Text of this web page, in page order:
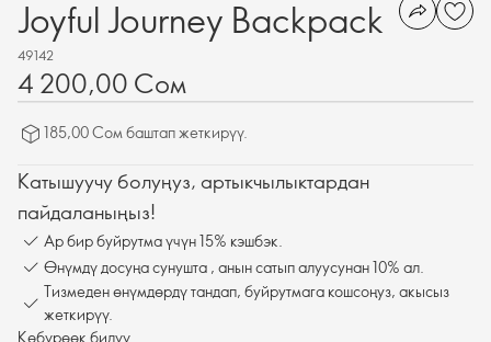
Joyful Journey Backpack
49142
4 200,00 Сом
185,00 Сом баштап жеткирүү.
Катышуучу болуңуз, артыкчылыктардан
пайдаланыңыз!
Ар бир буйрутма үчүн 15% кэшбэк.
Өнүмдү досуңа сунушта , анын сатып алуусунан 10% ал.
Тизмеден өнүмдөрдү тандап, буйрутмага кошсоңуз, акысыз
жеткирүү.
Көбүрөөк билүү